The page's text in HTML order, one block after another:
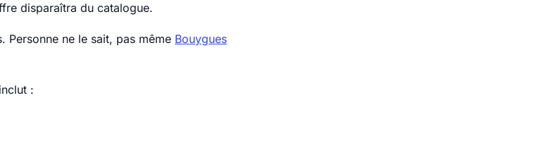
disparaîtra du catalogue.
Personne ne le sait, pas même Bouygues
: